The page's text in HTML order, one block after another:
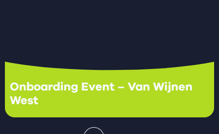
Onboarding Event – Van Wijnen
West